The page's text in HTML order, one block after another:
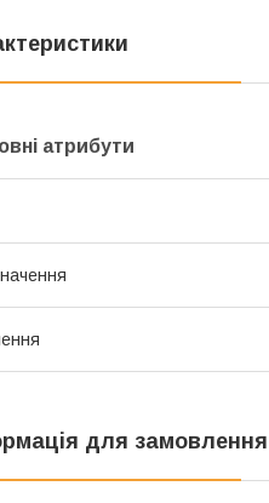
атрибути
для замовлення